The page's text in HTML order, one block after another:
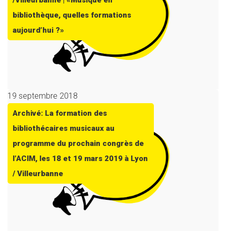
bibliothèque, quelles formations
aujourd’hui ?»
19 septembre 2018
Archivé: La formation des
bibliothécaires musicaux au
programme du prochain congrès de
l’ACIM, les 18 et 19 mars 2019 à Lyon
/ Villeurbanne